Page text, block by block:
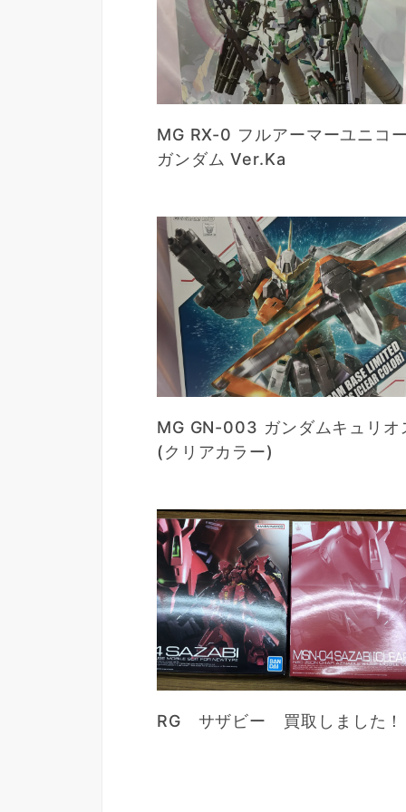
MG RX-0 フルアーマーユニコ
ガンダム Ver.Ka
MG GN-003 ガンダムキュリオ
(クリアカラー)
RG サザビー 買取しました！